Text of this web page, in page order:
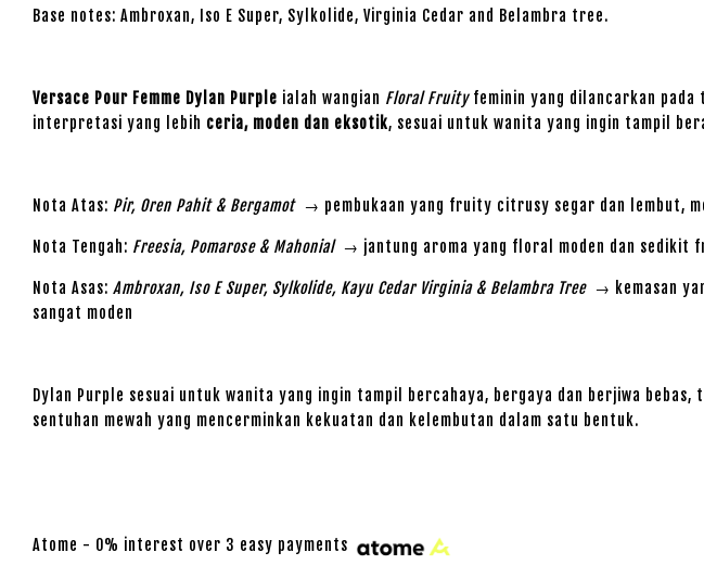
Base notes: Ambroxan, Iso E Super, Sylkolide, Virginia Cedar and Belambra tree.
Versace Pour Femme Dylan Purple ialah wangian Floral Fruityfeminin yang dilancarkan pada
interpretasi yang lebih ceria, moden dan eksotik, sesuai untuk wanita yang ingin tampil
Nota Atas: Pir, Oren Pahit & Bergamot→ pembukaan yang fruity citrusy segar dan lembut,
Nota Tengah: Freesia, Pomarose & Mahonial→ jantung aroma yang floral moden dan sedikit
Nota Asas: Ambroxan, Iso E Super, Sylkolide, Kayu Cedar Virginia & Belambra Tree→ kemasan
sangat moden
Dylan Purple sesuai untuk wanita yang ingin tampil bercahaya, bergaya dan berjiwa bebas,
sentuhan mewah yang mencerminkan kekuatan dan kelembutan dalam satu bentuk.
Atome - 0% interest over 3 easy payments